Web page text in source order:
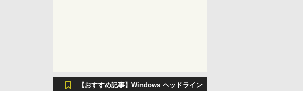
【おすすめ記事】Windows ヘッドライン